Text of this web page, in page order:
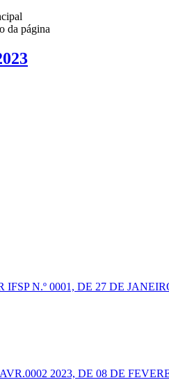
da página
IFSP N.º 0001, DE 27 DE
2023, DE 08 DE